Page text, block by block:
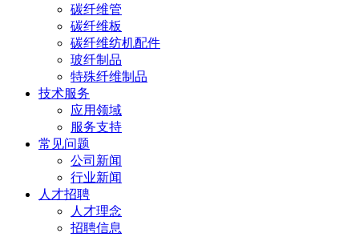
碳纤维管
碳纤维板
碳纤维纺机配件
玻纤制品
特殊纤维制品
技术服务
应用领域
服务支持
常见问题
公司新闻
行业新闻
人才招聘
人才理念
招聘信息